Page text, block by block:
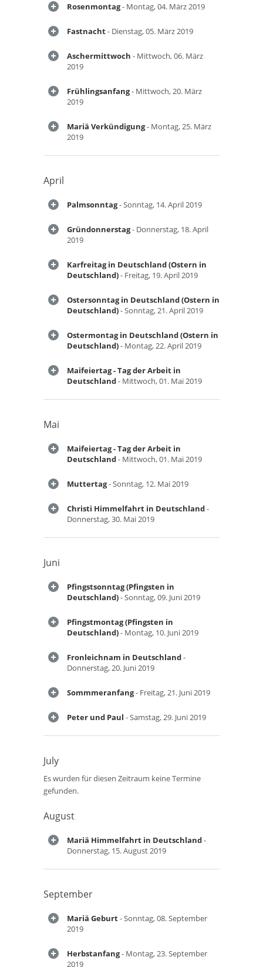
Rosenmontag- Montag, 04. März 2019
Fastnacht- Dienstag, 05. März 2019
Aschermittwoch - Mittwoch, 06. März
2019
Frühlingsanfang- Mittwoch, 20. März
2019
Mariä Verkündigung- Montag, 25. März
2019
April
Palmsonntag- Sonntag, 14. April 2019
Gründonnerstag- Donnerstag, 18. April
2019
Karfreitag in Deutschland (Ostern in
Deutschland)- Freitag, 19. April 2019
Ostersonntag in Deutschland (Ostern in
Deutschland)- Sonntag, 21. April 2019
Ostermontag in Deutschland (Ostern in
Deutschland)- Montag, 22. April 2019
Maifeiertag - Tag der Arbeit in
Deutschland- Mittwoch, 01. Mai 2019
Mai
Maifeiertag - Tag der Arbeit in
Deutschland- Mittwoch, 01. Mai 2019
Muttertag- Sonntag, 12. Mai 2019
Christi Himmelfahrt in Deutschland-
Donnerstag, 30. Mai 2019
Juni
Pfingstsonntag (Pfingsten in
Deutschland)- Sonntag, 09. Juni 2019
Pfingstmontag (Pfingsten in
Deutschland)- Montag, 10. Juni 2019
Fronleichnam in Deutschland-
Donnerstag, 20. Juni 2019
Sommmeranfang- Freitag, 21. Juni 2019
Peter und Paul - Samstag, 29. Juni 2019
July
Es wurden für diesen Zeitraum keine Termine
gefunden.
August
Mariä Himmelfahrt in Deutschland-
Donnerstag, 15. August 2019
September
Mariä Geburt- Sonntag, 08. September
2019
Herbstanfang- Montag, 23. September
2019